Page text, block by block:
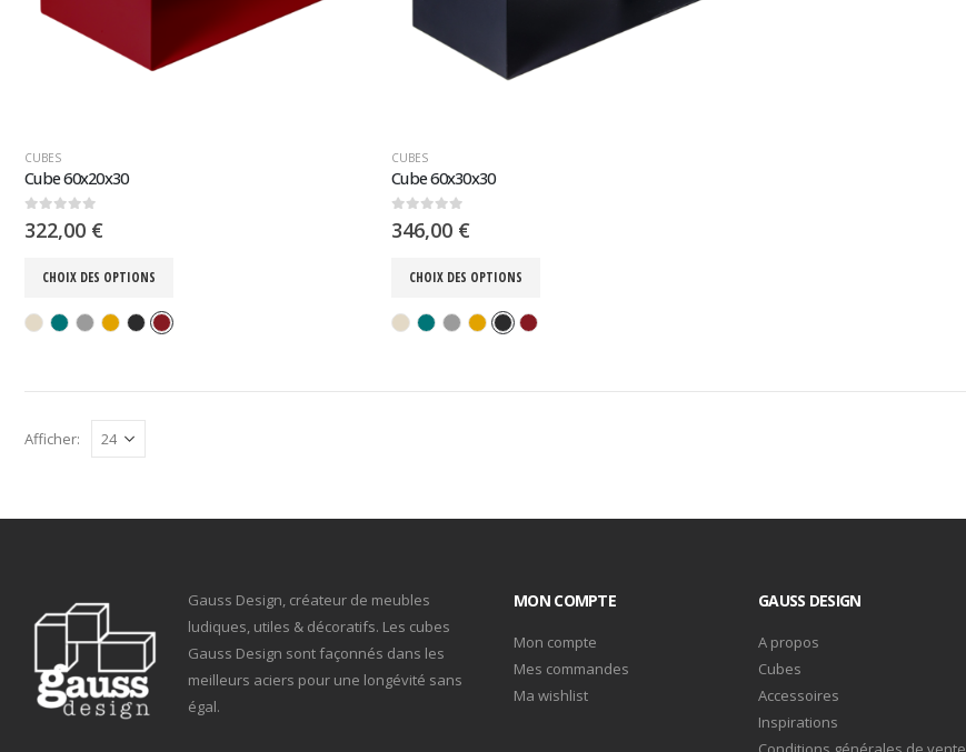
CUBES
Cube 60x20x30
0sur 5
322,00 €
CHOIX DES OPTIONS
CUBES
Cube 60x30x30
0sur 5
346,00 €
CHOIX DES OPTIONS
Afficher:
Gauss Design, créateur de meubles
ludiques, utiles & décoratifs. Les cubes
Gauss Design sont façonnés dans les
meilleurs aciers pour une longévité sans
égal.
MON COMPTE
Mon compte
Mes commandes
Ma wishlist
GAUSS DESIGN
A propos
Cubes
Accessoires
Inspirations